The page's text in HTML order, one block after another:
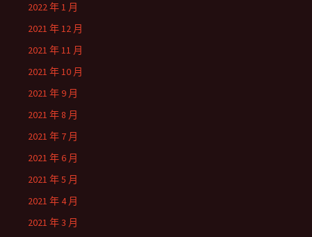
2022 年 1 月
2021 年 12 月
2021 年 11 月
2021 年 10 月
2021 年 9 月
2021 年 8 月
2021 年 7 月
2021 年 6 月
2021 年 5 月
2021 年 4 月
2021 年 3 月